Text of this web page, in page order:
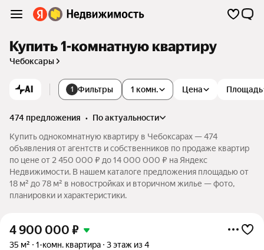
Купить 1-комнатную квартиру
Чебоксары
AI 1 Фильтры 1 комн. Цена Площадь
474 предложения •
по актуальности
Купить однокомнатную квартиру в Чебоксарах — 474
объявления от агентств и собственников по продаже квартир
по цене от 2 450 000 ₽ до 14 000 000 ₽ на Яндекс
Недвижимости. В нашем каталоге предложения площадью от
18 м² до 78 м² в новостройках и вторичном жилье — фото,
планировки и характеристики.
4 900 000 ₽
35 м² 1-комн. квартира 3 этаж из 4